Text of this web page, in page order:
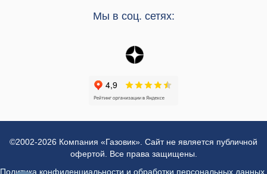
Мы в соц. сетях:
©2002-2026 Компания «Газовик». Сайт не является публичной
офертой. Все права защищены.
Политика конфиденциальности и обработки персональных данных